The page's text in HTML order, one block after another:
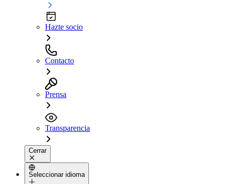
Hazte socio
Contacto
Prensa
Transparencia
Cerrar
Seleccionar idioma